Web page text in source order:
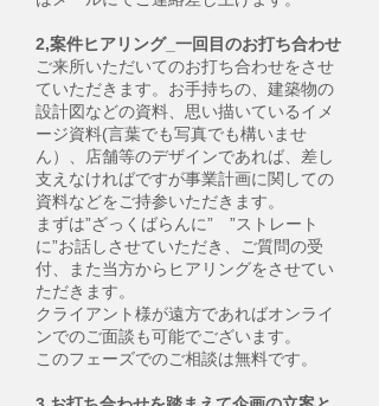
2,案件ヒアリング_一回目のお打ち合わせ
ご来所いただいてのお打ち合わせをさせ
ていただきます。お手持ちの、建築物の
設計図などの資料、思い描いているイメ
ージ資料(言葉でも写真でも構いませ
ん）、店舗等のデザインであれば、差し
支えなければですが事業計画に関しての
資料などをご持参いただきます。
まずは”ざっくばらんに” ”ストレート
に”お話しさせていただき、ご質問の受
付、また当方からヒアリングをさせてい
ただきます。
クライアント様が遠方であればオンライ
ンでのご面談も可能でございます。
このフェーズでのご相談は無料です。